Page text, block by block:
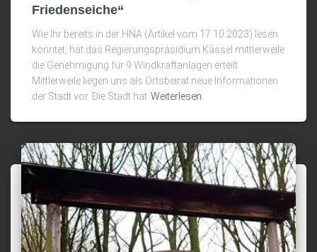
Friedenseiche“
Wie Ihr bereits in der HNA (Artikel vom 17.10.2023) lesen
konntet, hat das Regierungspräsidium Kassel mittlerweile
die Genehmigung für 9 Windkraftanlagen erteilt.
Mittlerweile liegen uns als Ortsbeirat neue Informationen
der Stadt vor. Die Stadt hat Weiterlesen